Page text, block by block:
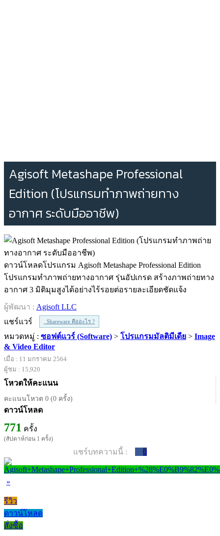
Agisoft Metashape Professional
Edition (โปรแกรมทำภาพถ่ายทาง
อากาศ ระดับมืออาชีพ)
ดาวน์โหลดโปรแกรม Agisoft Metashape Professional Edition
โปรแกรมทำภาพถ่ายทางอากาศ รุ่นอัปเกรด สร้างภาพถ่ายทาง
อากาศ 3 มิติมุมสูงได้อย่างไร้รอยต่อรายละเอียดชัดแจ้ง
ผู้พัฒนา : Agisoft LLC
แชร์แวร์
Shareware คืออะไร ?
หมวดหมู่ : ซอฟต์แวร์ (Software) > โปรแกรมมัลติมีเดีย > Image
& Video Editor
เมื่อ : 11 มกราคม 2564
ผู้ชม : 15,920
โหวตให้คะแนน
คะแนนโหวต 0 (0 ครั้ง)
ดาวน์โหลด
771 ครั้ง
(สัปดาห์ก่อน 1 ครั้ง)
แชร์บทความนี้ : 0
»
รีวิว
ดาวน์โหลด
สั่งซื้อ